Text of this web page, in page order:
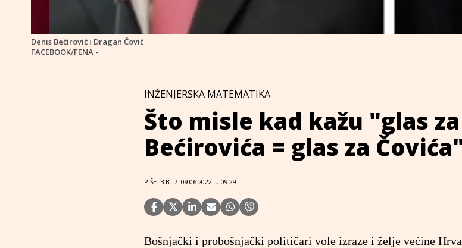
Denis Bećirović i Dragan Čović
FACEBOOK/FENA -
INŽENJERSKA MATEMATIKA
Što misle kad kažu "glas za
Bećirovića = glas za
PIŠE: B.B. / 09.06.2022. u 09:29
Bošnjački i probošnjački političari vole izraze i želje većine